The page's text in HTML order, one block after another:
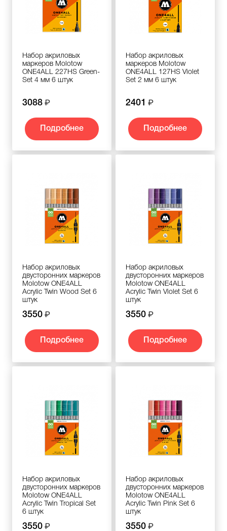
Набор акриловых
маркеров Molotow
ONE4ALL 227HS Green-
Set 4 мм 6 штук
3088
Подробнее
Набор акриловых
маркеров Molotow
ONE4ALL 127HS Violet
Set 2 мм 6 штук
2401
Подробнее
Набор акриловых
двусторонних маркеров
Molotow ONE4ALL
Acrylic Twin Wood Set 6
штук
3550
Подробнее
Набор акриловых
двусторонних маркеров
Molotow ONE4ALL
Acrylic Twin Violet Set 6
штук
3550
Подробнее
Набор акриловых
двусторонних маркеров
Molotow ONE4ALL
Acrylic Twin Tropical Set
6 штук
3550
Набор акриловых
двусторонних маркеров
Molotow ONE4ALL
Acrylic Twin Pink Set 6
штук
3550